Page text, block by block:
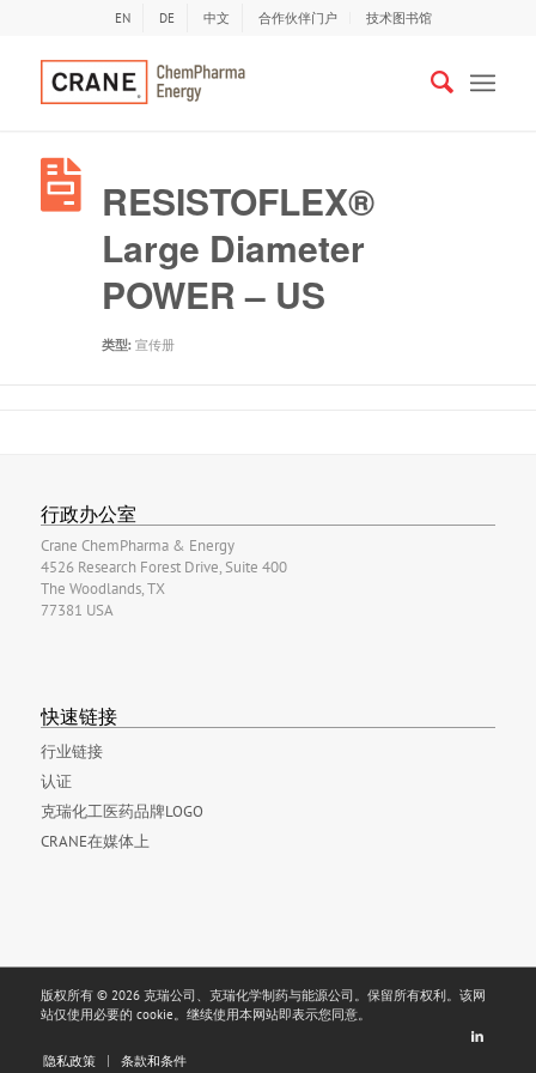
EN DE 中文 合作伙伴门户 技术图书馆
RESISTOFLEX®
Large Diameter
POWER – US
类型: 宣传册
行政办公室
Crane ChemPharma & Energy
4526 Research Forest Drive, Suite 400
The Woodlands, TX
77381 USA
快速链接
行业链接
认证
克瑞化工医药品牌LOGO
CRANE在媒体上
版权所有 © 2026 克瑞公司、克瑞化学制药与能源公司。保留所有权利。该网
站仅使用必要的 cookie。继续使用本网站即表示您同意。
隐私政策 条款和条件